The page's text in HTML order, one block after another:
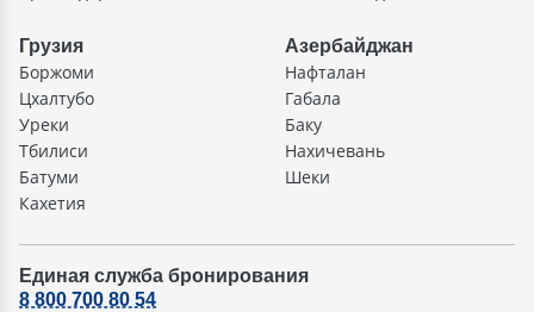
Грузия
Боржоми
Цхалтубо
Уреки
Тбилиси
Батуми
Кахетия
Азербайджан
Нафталан
Габала
Баку
Нахичевань
Шеки
Единая служба бронирования
8 800 700 80 54